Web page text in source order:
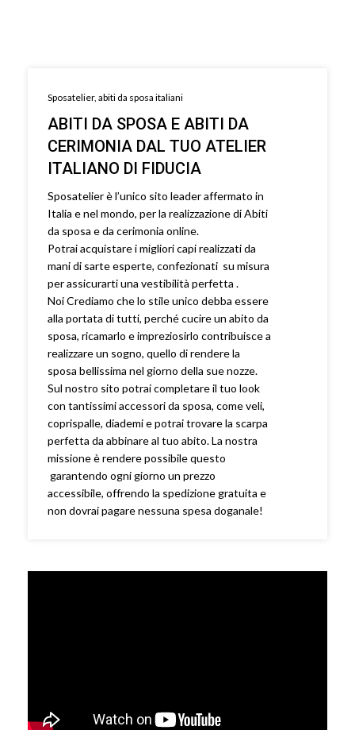
Sposatelier, abiti da sposa italiani
ABITI DA SPOSA E ABITI DA
CERIMONIA DAL TUO ATELIER
ITALIANO DI FIDUCIA
Sposatelier è l’unico sito leader affermato in
Italia e nel mondo, per la realizzazione di Abiti
da sposa e da cerimonia online.
Potrai acquistare i migliori capi realizzati da
mani di sarte esperte, confezionati su misura
per assicurarti una vestibilità perfetta .
Noi Crediamo che lo stile unico debba essere
alla portata di tutti, perché cucire un abito da
sposa, ricamarlo e impreziosirlo contribuisce a
realizzare un sogno, quello di rendere la
sposa bellissima nel giorno della sue nozze.
Sul nostro sito potrai completare il tuo look
con tantissimi accessori da sposa, come veli,
coprispalle, diademi e potrai trovare la scarpa
perfetta da abbinare al tuo abito. La nostra
missione è rendere possibile questo
garantendo ogni giorno un prezzo
accessibile, offrendo la spedizione gratuita e
non dovrai pagare nessuna spesa doganale!